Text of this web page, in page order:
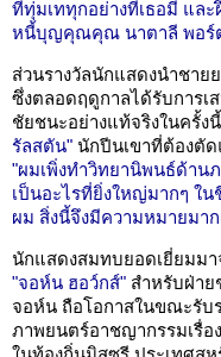
ที่ทุ่มเททุกอย่างที่เธอมี และ
หนี้บุญคุณคุณ นาตาลี พอร์
ส่วนรางวัลนักแสดงนำชาย
ซึ่งตลอดฤดูกาลได้รับการเ
ชัยชนะอย่างแท้จริงในครั้
รัลสตัน" นักปีนเขาที่ต้องตั
"ผมเพิ่งทำวิทยานิพนธ์ด้าน
เป็นอะไรที่ยิ่งใหญ่มากๆ ใ
ผม สิ่งนี้จึงมีความหมายมา
นักแสดงสมทบยอดเยี่ยมมา
"จอห์น ฮอว์กส์" สำหรับฝ่าย
จอห์น ถือโอกาสในขณะรับ
ภาพยนตร์อาชญากรรมเรื่